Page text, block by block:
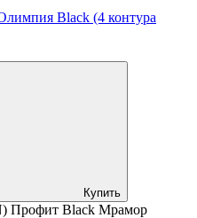
Black (4 контура
Купить